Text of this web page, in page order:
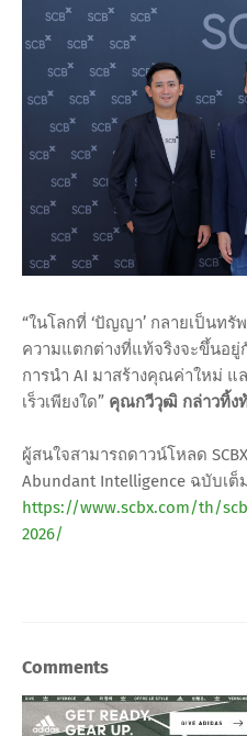
“ในโลกที่ ‘ปัญญา’ กลายเป็นทรั
ความแตกต่างที่แท้จริงจะขึ้นอยู่
การนำ AI มาสร้างคุณค่าใหม่
เร็วเพียงใด” คุณกวีวุฒิ กล่าวทิ้ง
ผู้สนใจสามารถดาวน์โหลด
Abundant Intelligence ฉบับเต็
https://www.scbx.com/th/
2026/
Comments